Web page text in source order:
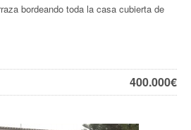
bordeando toda la casa cubierta de
400.000€